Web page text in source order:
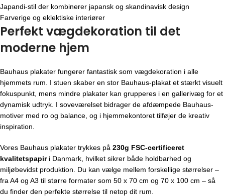
Japandi-stil der kombinerer japansk og skandinavisk design
Farverige og eklektiske interiører
Perfekt vægdekoration til det
moderne hjem
Bauhaus plakater fungerer fantastisk som vægdekoration i alle
hjemmets rum. I stuen skaber en stor Bauhaus-plakat et stærkt visuelt
fokuspunkt, mens mindre plakater kan grupperes i en gallerivæg for et
dynamisk udtryk. I soveværelset bidrager de afdæmpede Bauhaus-
motiver med ro og balance, og i hjemmekontoret tilføjer de kreativ
inspiration.
Vores Bauhaus plakater trykkes på 230g FSC-certificeret
kvalitetspapiri Danmark, hvilket sikrer både holdbarhed og
miljøbevidst produktion. Du kan vælge mellem forskellige størrelser –
fra A4 og A3 til større formater som 50 x 70 cm og 70 x 100 cm – så
du finder den perfekte størrelse til netop dit rum.